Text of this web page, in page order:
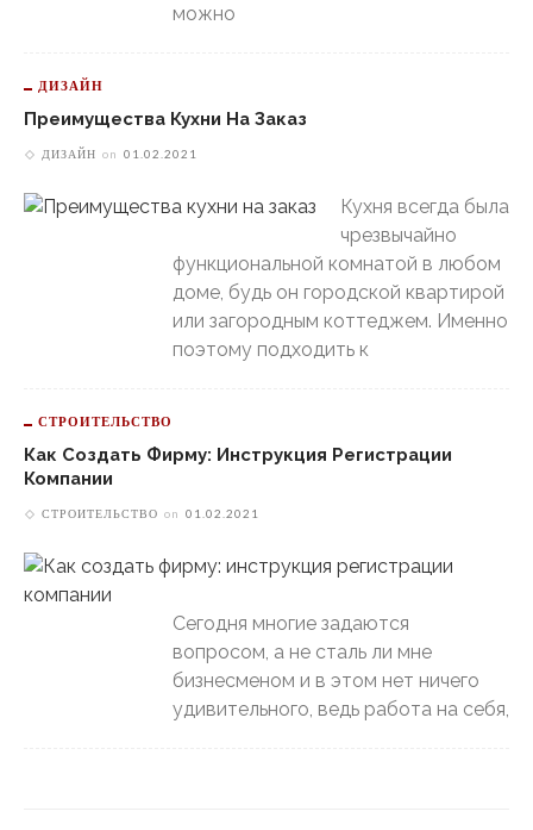
можно
ДИЗАЙН
Преимущества Кухни На Заказ
ДИЗАЙН on 01.02.2021
Кухня всегда была
чрезвычайно
функциональной комнатой в любом
доме, будь он городской квартирой
или загородным коттеджем. Именно
поэтому подходить к
СТРОИТЕЛЬСТВО
Как Создать Фирму: Инструкция Регистрации
Компании
СТРОИТЕЛЬСТВО on 01.02.2021
Сегодня многие задаются
вопросом, а не сталь ли мне
бизнесменом и в этом нет ничего
удивительного, ведь работа на себя,